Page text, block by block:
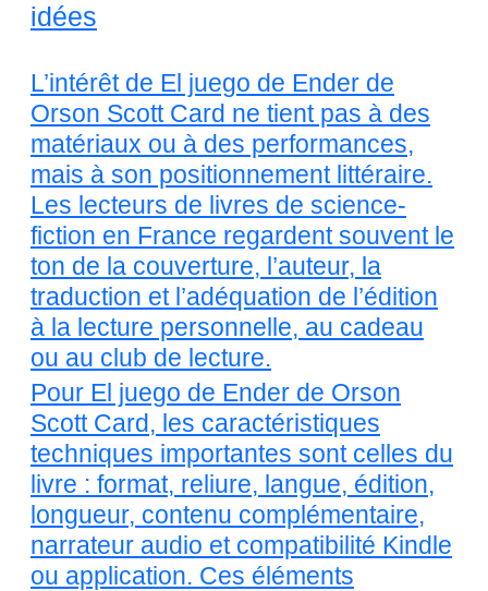
idées
L’intérêt de El juego de Ender de
Orson Scott Card ne tient pas à des
matériaux ou à des performances,
mais à son positionnement littéraire.
Les lecteurs de livres de science-
fiction en France regardent souvent le
ton de la couverture, l’auteur, la
traduction et l’adéquation de l’édition
à la lecture personnelle, au cadeau
ou au club de lecture.
Pour El juego de Ender de Orson
Scott Card, les caractéristiques
techniques importantes sont celles du
livre : format, reliure, langue, édition,
longueur, contenu complémentaire,
narrateur audio et compatibilité Kindle
ou application. Ces éléments